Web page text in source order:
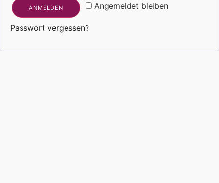
Angemeldet bleiben
ANMELDEN
Passwort vergessen?